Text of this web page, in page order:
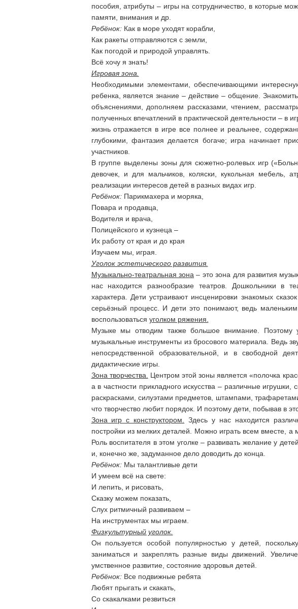
пособия, атрибуты – игры на сотрудничество, в которые
памяти, внимания и др.
Ребёнок: Как в море уходят корабли,
Как ракеты отправляются с земли,
Как погодой и природой управлять.
Всё хочу я знать!
Игровая зона.
Необходимыми элементами, обеспечивающими
ребенка, является знание – действие – общение.
объяснениями, дополняем рассказами, чтением,
полученных впечатлений в практической деятельности – в
жизнь отражается в игре все полнее и реальнее,
глубокими, фантазия делается богаче; игра начинает
участников.
В группе выделены зоны для сюжетно-ролевых игр
девочек, и для мальчиков, коляски, кукольная мебель,
реализации интересов детей в разных видах игр.
Ребёнок: Парикмахера и моряка,
Повара и продавца,
Водителя и врача,
Полицейского и кузнеца –
Их работу от края и до края
Изучаем мы, играя.
Уголок эстетического развития.
Музыкально-театральная зона – это зона для развития
нас находится разнообразие театров. Дошкольники в
характера. Дети устраивают инсценировки знакомых
серьёзный процесс. И дети это понимают, ведь
воспользоваться уголком ряжения.
Музыке мы отводим также большое внимание. Поэтому
музыкальные инструменты из бросового материала. Ведь
непосредственной образовательной, и в свободной
дидактические игры.
Зона творчества.
Центром этой зоны является «полочка
а в частности прикладного искусства – различные
раскрасками, силуэтами предметов, штампами,
что творчество любит порядок. И поэтому дети, побывав в
Зона игр с конструктором.
Здесь у нас находится
постройки из мелких деталей. Можно играть всем вместе,
Роль воспитателя в этом уголке – развивать желание у
и, конечно же, задуманное дело доводить до конца.
Ребёнок:Мы талантливые дети
И умеем всё на свете:
И лепить, и рисовать,
Сказку можем показать,
Слух ритмичный развиваем –
На инструментах мы играем.
Физкультурный уголок.
Он пользуется особой популярностью у детей,
заниматься и закреплять разные виды движений.
умственное развитие, состояние здоровья детей.
Ребёнок: Все подвижные ребята
Любят прыгать и скакать,
Со скакалками резвиться